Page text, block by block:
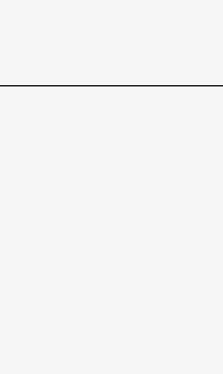
扎、酸楚，及說